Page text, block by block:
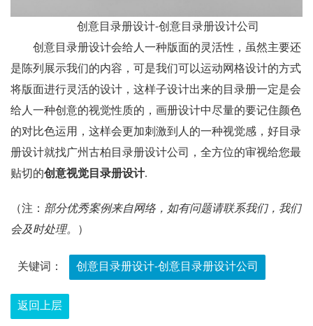
创意目录册设计-创意目录册设计公司
创意目录册设计会给人一种版面的灵活性，虽然主要还
是陈列展示我们的内容，可是我们可以运动网格设计的方式
将版面进行灵活的设计，这样子设计出来的目录册一定是会
给人一种创意的视觉性质的，画册设计中尽量的要记住颜色
的对比色运用，这样会更加刺激到人的一种视觉感，好目录
册设计就找广州古柏目录册设计公司，全方位的审视给您最
贴切的创意视觉目录册设计.
（注： 部分优秀案例来自网络，如有问题请联系我们，我们
会及时处理。
）
关键词： 创意目录册设计-创意目录册设计公司
返回上层